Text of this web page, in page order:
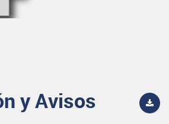
y Avisos